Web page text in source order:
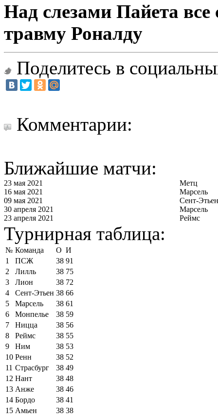
Над слезами Пайета
травму Роналду
Поделитесь в
Комментарии:
Ближайшие матчи:
23 мая 2021
Метц
16 мая 2021
Марсель
09 мая 2021
Сент-Этьен
30 апреля 2021
Марсель
23 апреля 2021
Реймс
Турнирная таблица:
№ Команда О И
1
ПСЖ 38 91
2
Лилль 38 75
3
Лион 38 72
4
Сент-Этьен 38 66
5
Марсель 38 61
6
Монпелье 38 59
7
Ницца 38 56
8
Реймс 38 55
9
Ним 38 53
10 Ренн 38 52
11 Страсбург 38 49
12 Нант 38 48
13 Анже 38 46
14 Бордо 38 41
15 Амьен 38 38